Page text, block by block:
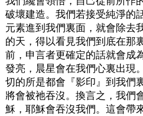
破壞建造。我們若接受純淨的
元素進到我們裏面，就會除去
的天，得以看見我們到底在那
前，申言者更確定的話就會成
發亮，晨星會在我們心裏出現
切的所是都會『影印』到我們
將會被祂吞沒。換言之，我們
穌，耶穌會吞沒我們。這會帶